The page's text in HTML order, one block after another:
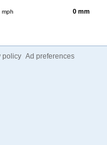
mph 0 mm
policy Ad preferences